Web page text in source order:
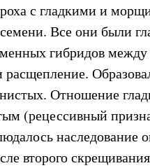
с гладкими и
Все они были
гибридов
Отношение
(рецессивный
наследование
второго